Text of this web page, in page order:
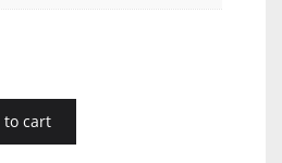
to cart